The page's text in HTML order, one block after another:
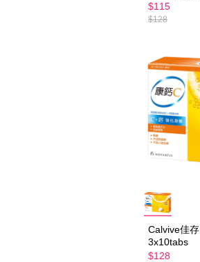
$128
$115
Calvive佳
3x10tabs
$128